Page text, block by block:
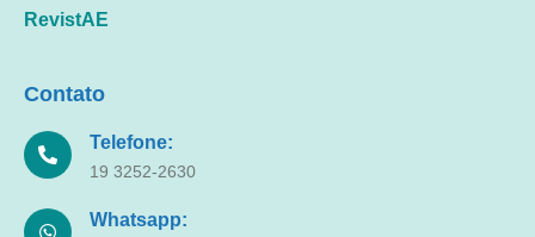
RevistAE
Contato
Telefone:
19 3252-2630
Whatsapp: